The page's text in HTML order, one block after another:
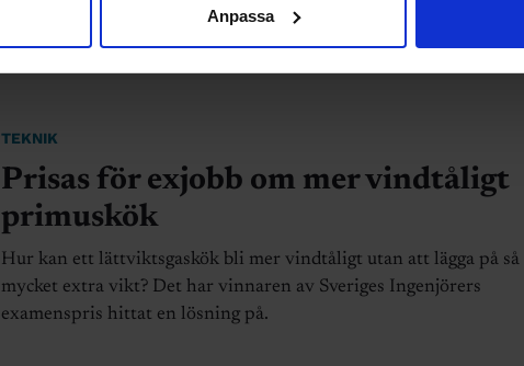
Anpassa
TEKNIK
Prisas för exjobb om mer vindtåligt
primuskök
Hur kan ett lättviktsgaskök bli mer vindtåligt utan att lägga på så
mycket extra vikt? Det har vinnaren av Sveriges Ingenjörers
examenspris hittat en lösning på.